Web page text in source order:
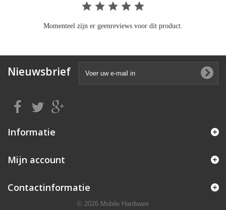
Momenteel zijn er geenreviews voor dit product.
Nieuwsbrief
Informatie
Mijn account
Contactinformatie
© 2026 Mobile Hardware